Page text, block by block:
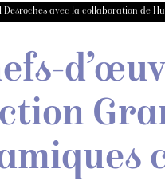
Desroches avec la collaboration de